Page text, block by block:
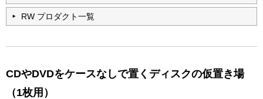
RW プロダクト一覧
CDやDVDをケースなしで置くディスクの仮置き場
（1枚用）